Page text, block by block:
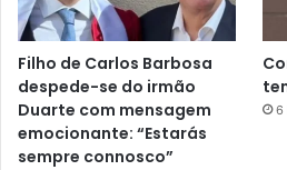
Filho de Carlos Barbosa
despede-se do irmão
Duarte com mensagem
emocionante: “Estarás
sempre connosco”
6